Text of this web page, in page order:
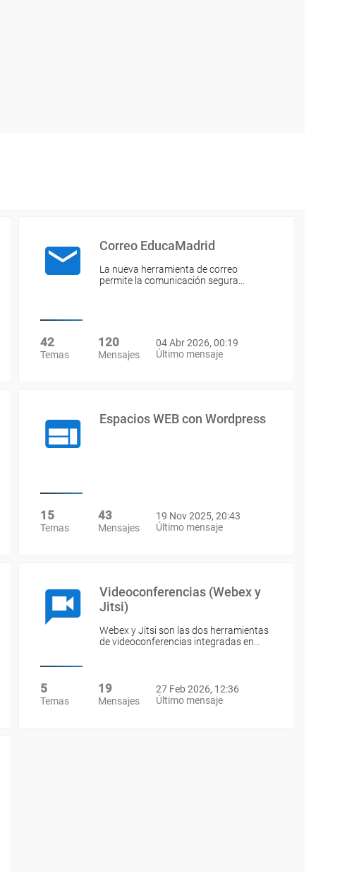
Correo EducaMadrid
La nueva herramienta de correo
permite la comunicación segura…
42
Temas
120
Mensajes
04 Abr 2026, 00:19
Último mensaje
Espacios WEB con Wordpress
15
Temas
43
Mensajes
19 Nov 2025, 20:43
Último mensaje
Videoconferencias (Webex y
Jitsi)
Webex y Jitsi son las dos herramientas
de videoconferencias integradas en…
5
Temas
19
Mensajes
27 Feb 2026, 12:36
Último mensaje